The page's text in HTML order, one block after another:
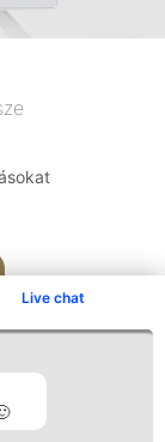
Live chat